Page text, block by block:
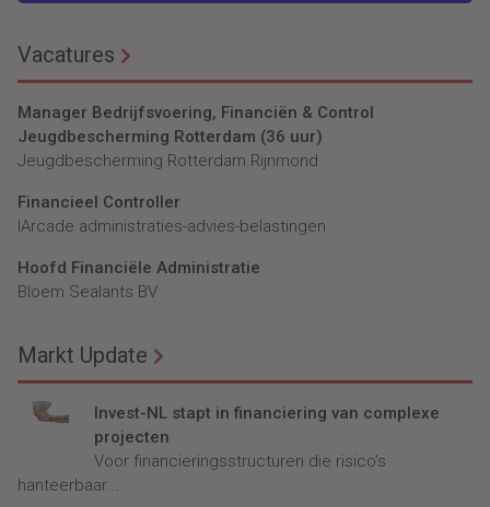
Vacatures
Manager Bedrijfsvoering, Financiën & Control
Jeugdbescherming Rotterdam (36 uur)
Jeugdbescherming Rotterdam Rijnmond
Financieel Controller
lArcade administraties-advies-belastingen
Hoofd Financiële Administratie
Bloem Sealants BV
Markt Update
Invest-NL stapt in financiering van complexe
projecten
Voor financieringsstructuren die risico’s
hanteerbaar...